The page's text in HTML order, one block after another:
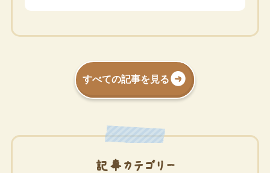
すべての記事を見る
記事カテゴリー